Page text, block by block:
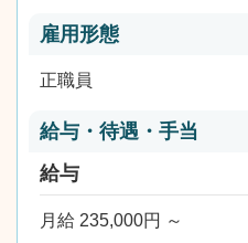
雇用形態
正職員
給与・待遇・手当
給与
月給 235,000円 ～